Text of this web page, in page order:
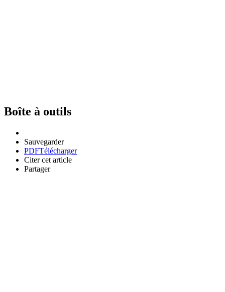
Boîte à outils
Sauvegarder
PDFTélécharger
Citer cet article
Partager